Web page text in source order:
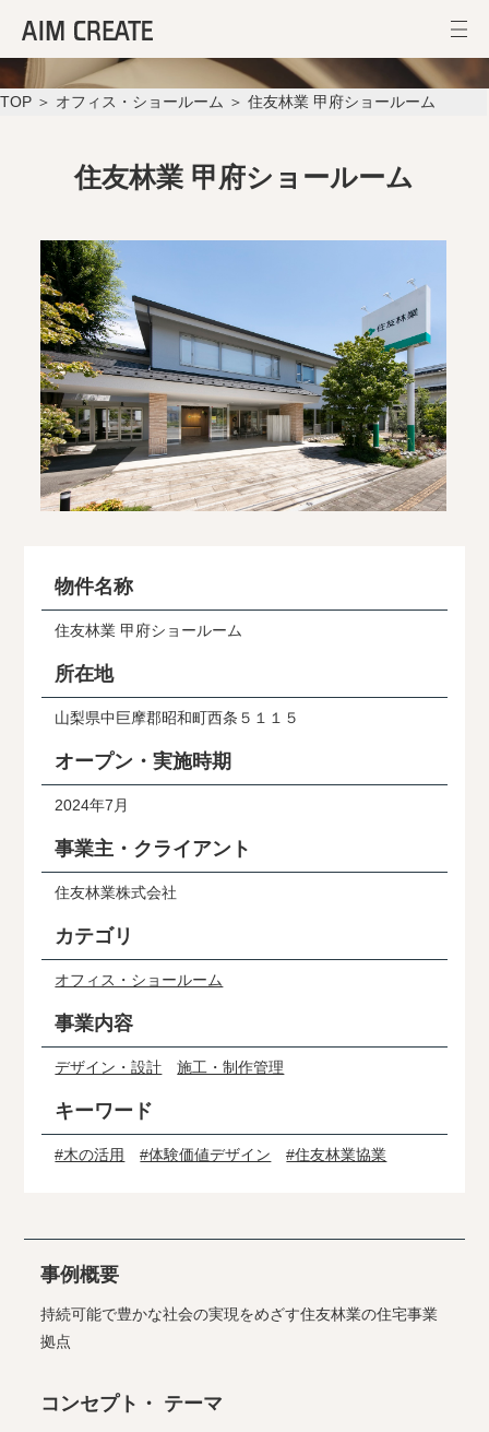
住友林業 甲府ショールーム
TOP ＞ オフィス・ショールーム ＞ 住友林業 甲府ショールーム
住友林業 甲府ショールーム
物件名称
住友林業 甲府ショールーム
所在地
山梨県中巨摩郡昭和町西条５１１５
オープン・実施時期
2024年7月
事業主・クライアント
住友林業株式会社
カテゴリ
オフィス・ショールーム
事業内容
デザイン・設計 施工・制作管理
キーワード
#木の活用 #体験価値デザイン #住友林業協業
事例概要
持続可能で豊かな社会の実現をめざす住友林業の住宅事業
拠点
コンセプト・ テーマ